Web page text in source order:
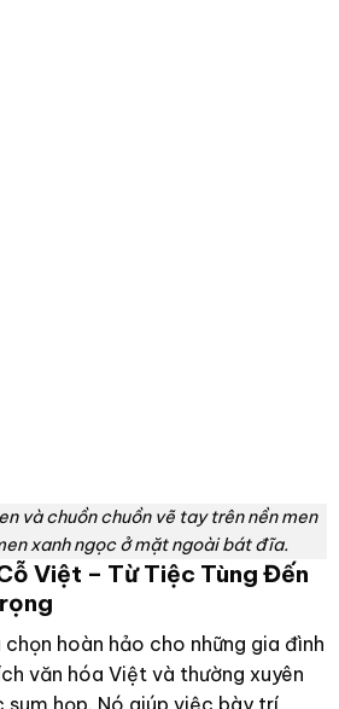
và chuồn chuồn vẽ tay trên nền men
xanh ngọc ở mặt ngoài bát đĩa.
Việt – Từ Tiệc Tùng Đến
hoàn hảo cho những gia đình
văn hóa Việt và thường xuyên
họp. Nó giúp việc bày trí